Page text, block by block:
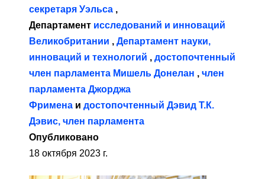
секретаря Уэльса ,
Департамент исследований и инноваций
Великобритании , Департамент науки,
инноваций и технологий , достопочтенный
член парламента Мишель Донелан , член
парламента Джорджа
Фримена и достопочтенный Дэвид Т.К.
Дэвис, член парламента
Опубликовано
18 октября 2023 г.